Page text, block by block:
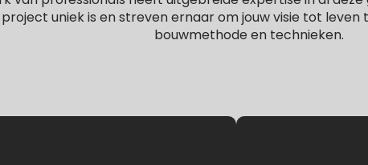
uniek is en streven ernaar om jouw visie tot leven
bouwmethode en technieken.